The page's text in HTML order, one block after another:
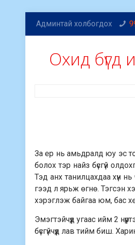
Админтай холбогдох
Охид бүгд
За ер нь амьдралд юу эс
болох тэр найз бүсгүй
Тэд анх танилцахдаа хүн
гээд л ярьж өгнө. Тэгсэн
хэрэглэж байгаа юм, бас
Эмэгтэйчүүд угаас ийм 2
бүсгүйчүүд лав тийм биш.